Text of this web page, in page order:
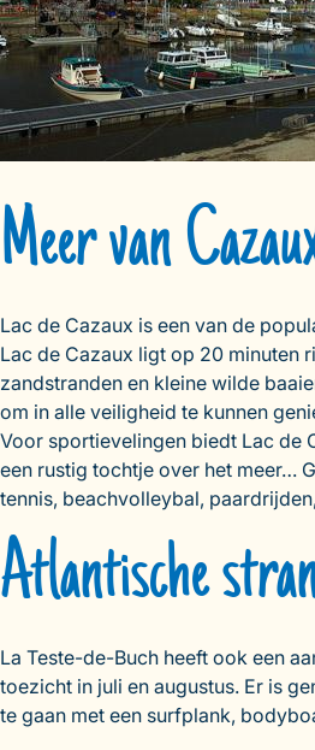
Meer van
Lac de Cazaux is een van de
Lac de Cazaux ligt op 20 minuten
zandstranden en kleine wilde
om in alle veiligheid te kunnen
Voor sportievelingen biedt Lac de
een rustig tochtje over het meer…
tennis, beachvolleybal,
Atlantische
La Teste-de-Buch heeft ook een
toezicht in juli en augustus. Er is
te gaan met een surfplank,